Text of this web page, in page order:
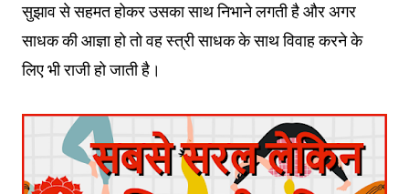
सुझाव से सहमत होकर उसका साथ निभाने लगती है और अगर
साधक की आज्ञा हो तो वह स्त्री साधक के साथ विवाह करने के
लिए भी राजी हो जाती है।